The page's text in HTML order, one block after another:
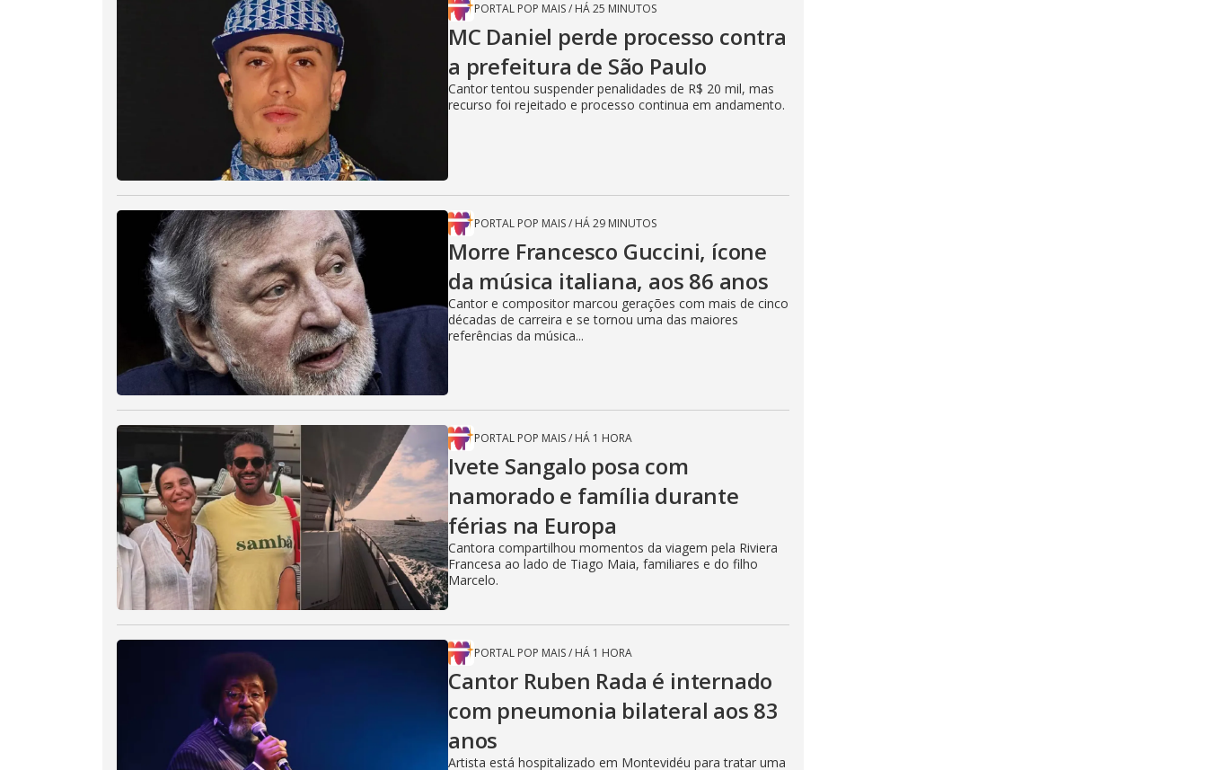
PORTAL POP MAIS/ HÁ 25 MINUTOS
MC Daniel perde processo contra
a prefeitura de São Paulo
Cantor tentou suspender penalidades de R$ 20 mil, mas
recurso foi rejeitado e processo continua em andamento.
PORTAL POP MAIS/ HÁ 29 MINUTOS
Morre Francesco Guccini, ícone
da música italiana, aos 86 anos
Cantor e compositor marcou gerações com mais de cinco
décadas de carreira e se tornou uma das maiores
referências da música...
PORTAL POP MAIS/ HÁ 1 HORA
Ivete Sangalo posa com
namorado e família durante
férias na Europa
Cantora compartilhou momentos da viagem pela Riviera
Francesa ao lado de Tiago Maia, familiares e do filho
Marcelo.
PORTAL POP MAIS/ HÁ 1 HORA
Cantor Ruben Rada é internado
com pneumonia bilateral aos 83
anos
Artista está hospitalizado em Montevidéu para tratar uma